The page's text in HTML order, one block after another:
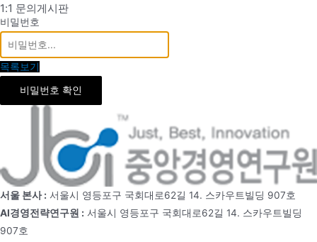
1:1 문의게시판
비밀번호
목록보기
비밀번호 확인
서울 본사 : 서울시 영등포구 국회대로62길 14. 스카우트빌딩 907호
AI경영전략연구원 : 서울시 영등포구 국회대로62길 14. 스카우트빌딩
907호